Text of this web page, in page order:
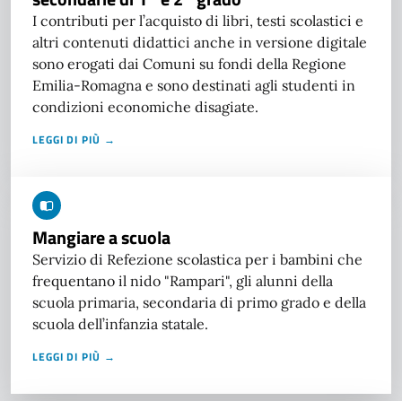
I contributi per l’acquisto di libri, testi scolastici e
altri contenuti didattici anche in versione digitale
sono erogati dai Comuni su fondi della Regione
Emilia-Romagna e sono destinati agli studenti in
condizioni economiche disagiate.
LEGGI DI PIÙ →
Mangiare a scuola
Servizio di Refezione scolastica per i bambini che
frequentano il nido "Rampari", gli alunni della
scuola primaria, secondaria di primo grado e della
scuola dell’infanzia statale.
LEGGI DI PIÙ →